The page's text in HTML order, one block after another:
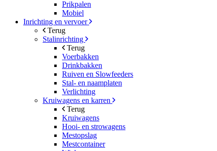
Prikpalen
Mobiel
Inrichting en vervoer
Terug
Stalinrichting
Terug
Voerbakken
Drinkbakken
Ruiven en Slowfeeders
Stal- en naamplaten
Verlichting
Kruiwagens en karren
Terug
Kruiwagens
Hooi- en strowagens
Mestopslag
Mestcontainer